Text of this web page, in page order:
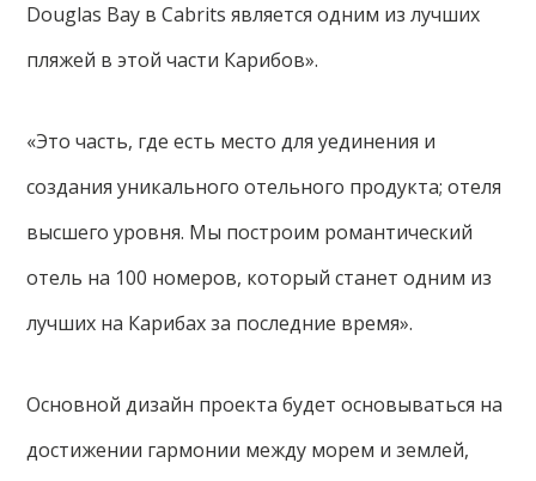
Douglas Bay в Cabrits является одним из лучших
пляжей в этой части Карибов».
«Это часть, где есть место для уединения и
создания уникального отельного продукта; отеля
высшего уровня. Мы построим романтический
отель на 100 номеров, который станет одним из
лучших на Карибах за последние время».
Основной дизайн проекта будет основываться на
достижении гармонии между морем и землей,